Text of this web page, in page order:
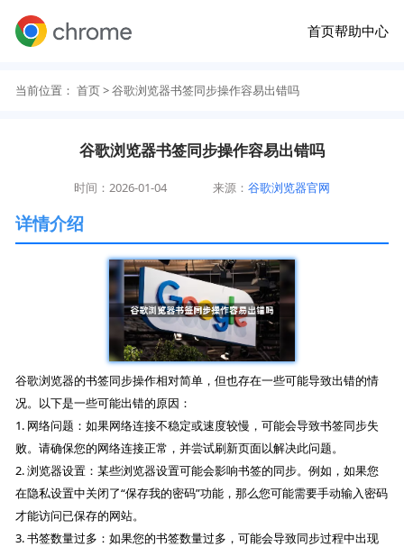
首页帮助中心
当前位置： 首页> 谷歌浏览器书签同步操作容易出错吗
谷歌浏览器书签同步操作容易出错吗
时间：2026-01-04 来源：谷歌浏览器官网
详情介绍
谷歌浏览器的书签同步操作相对简单，但也存在一些可能导致出错的情
况。以下是一些可能出错的原因：
1. 网络问题：如果网络连接不稳定或速度较慢，可能会导致书签同步失
败。请确保您的网络连接正常，并尝试刷新页面以解决此问题。
2. 浏览器设置：某些浏览器设置可能会影响书签的同步。例如，如果您
在隐私设置中关闭了“保存我的密码”功能，那么您可能需要手动输入密码
才能访问已保存的网站。
3. 书签数量过多：如果您的书签数量过多，可能会导致同步过程中出现